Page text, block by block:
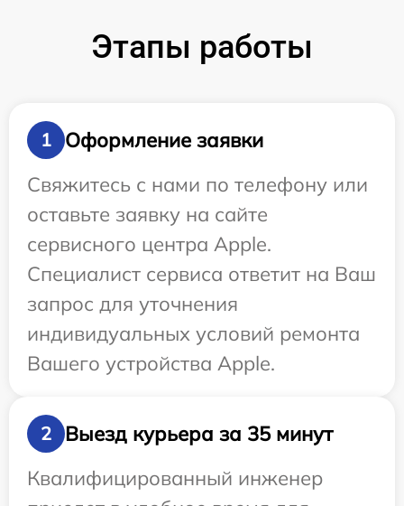
Этапы работы
1
Оформление заявки
Свяжитесь с нами по телефону или
оставьте заявку на сайте
сервисного центра Apple.
Специалист сервиса ответит на Ваш
запрос для уточнения
индивидуальных условий ремонта
Вашего устройства Apple.
2
Выезд курьера за 35 минут
Квалифицированный инженер